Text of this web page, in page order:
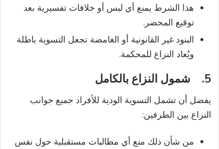
هذا الشرط يمنع أي لبس أو خلافات تفسيرية بعد
توقيع المحضر.
البنود غير القانونية أو الغامضة تجعل التسوية باطلة
ويُعاد النزاع للمحكمة.
5. شمول النزاع بالكامل
يفضل أن تشمل التسوية الودية للأفراد جميع جوانب
النزاع بين الطرفين:
من شأن ذلك منع أي مطالبات مستقبلية حول نفس